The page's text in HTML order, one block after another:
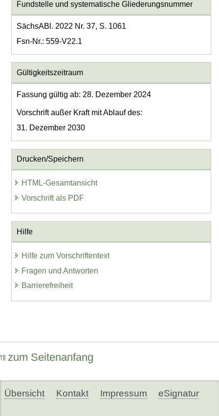
Fundstelle und systematische Gliederungsnummer
SächsABl. 2022 Nr. 37, S. 1061
Fsn-Nr.: 559-V22.1
Gültigkeitszeitraum
Fassung gültig ab: 28. Dezember 2024
Vorschrift außer Kraft mit Ablauf des:
31. Dezember 2030
Drucken/Speichern
HTML-Gesamtansicht
Vorschrift als PDF
Hilfe
Hilfe zum Vorschriftentext
Fragen und Antworten
Barrierefreiheit
zum Seitenanfang
Übersicht Kontakt Impressum eSignatur